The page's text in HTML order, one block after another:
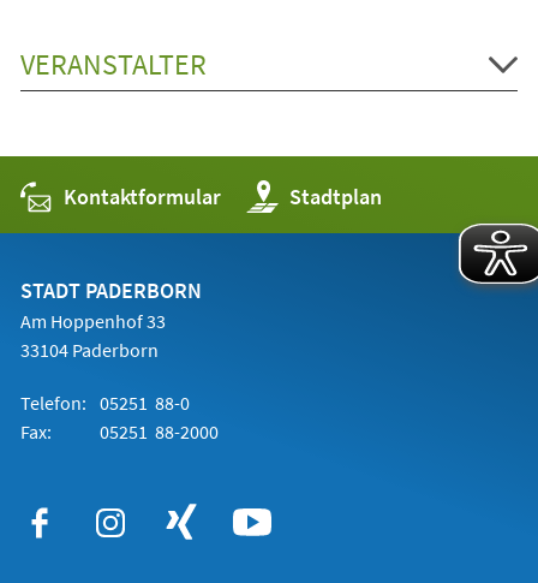
VERANSTALTER
Kontaktformular Stadtplan
(Öffnet
in
einem
STADT PADERBORN
Am Hoppenhof 33
33104 Paderborn
Telefon: 05251 88-0
Fax:
05251 88-2000